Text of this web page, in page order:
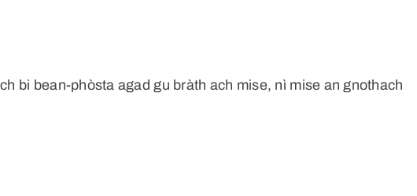
bi bean-phòsta agad gu bràth ach mise, nì mise an gnothach